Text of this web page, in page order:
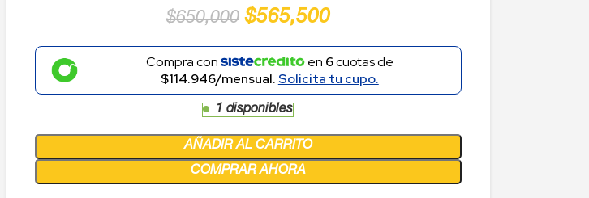
$650,000 $565,500
Compra con en 6cuotas de
$114.946/mensual.Solicita tu cupo.
1 disponibles
AÑADIR AL CARRITO
COMPRAR AHORA